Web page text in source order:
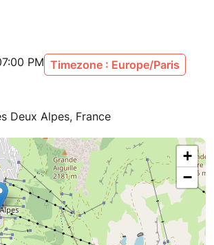
PM Timezone : Europe/Paris
Deux Alpes, France
+
−